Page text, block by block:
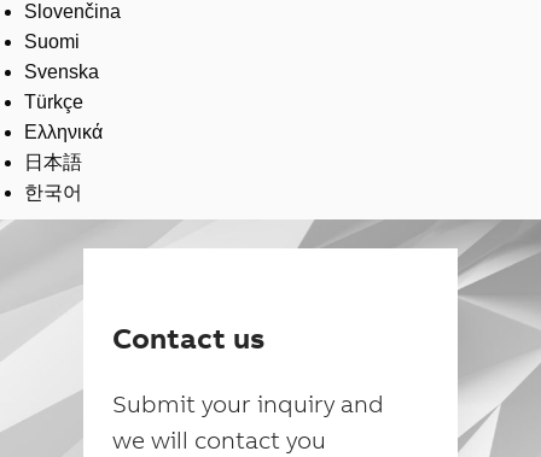
Slovenčina
Suomi
Svenska
Türkçe
Ελληνικά
日本語
한국어
Contact us
Submit your inquiry and
we will contact you